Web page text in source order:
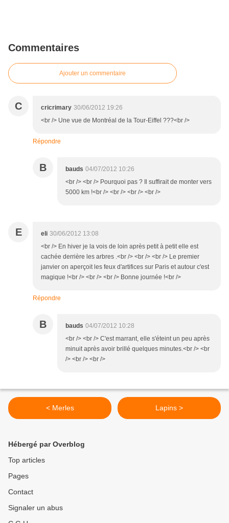
Commentaires
Ajouter un commentaire
C cricrimary 30/06/2012 19:26
<br /> Une vue de Montréal de la Tour-Eiffel ???<br />
Répondre
B bauds 04/07/2012 10:26
<br /> <br /> Pourquoi pas ? Il suffirait de monter vers
5000 km !<br /> <br /> <br /> <br />
E eli 30/06/2012 13:08
<br /> En hiver je la vois de loin après petit à petit elle est
cachée derrière les arbres .<br /> <br /> <br /> Le premier
janvier on aperçoit les feux d'artifices sur Paris et autour c'est
magique !<br /> <br /> <br /> Bonne journée !<br />
Répondre
B bauds 04/07/2012 10:28
<br /> <br /> C'est marrant, elle s'éteint un peu après
minuit après avoir brillé quelques minutes.<br /> <br
/> <br /> <br />
< Merles Lapins >
Hébergé par Overblog
Top articles
Pages
Contact
Signaler un abus